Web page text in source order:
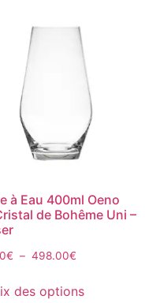
à Eau 400ml Oeno
de Bohême Uni –
€ – 498.00€
des options